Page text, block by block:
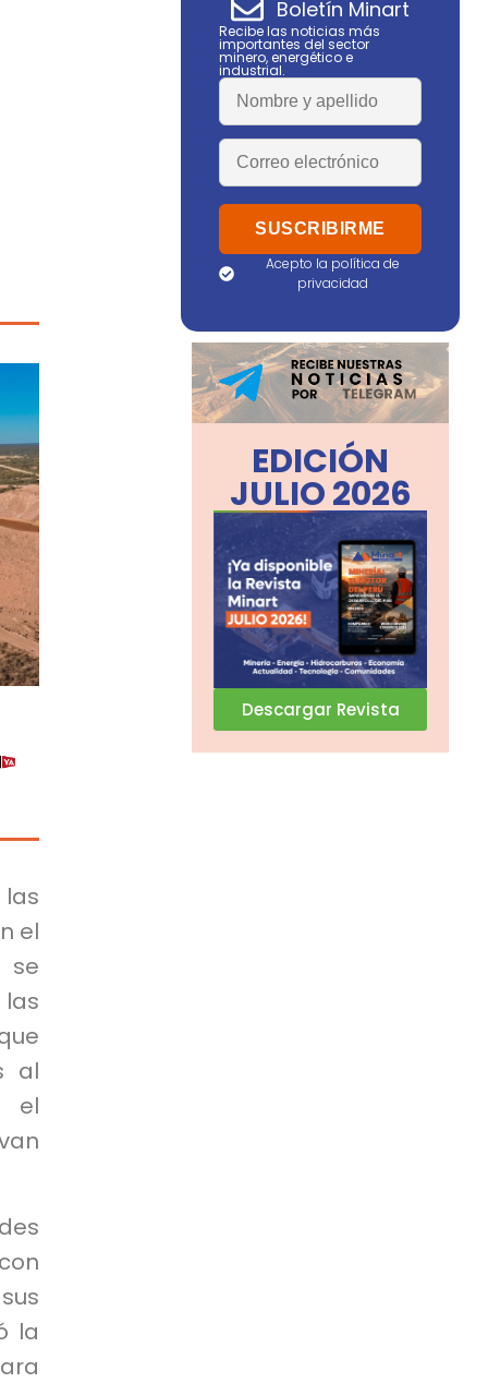
el
se
al
el
la
Boletín Minart
Recibe las noticias más
importantes del sector
minero, energético e
industrial.
Acepto la política de
privacidad
EDICIÓN
JULIO 2026
Descargar Revista